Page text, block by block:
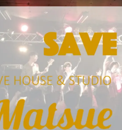
アート・写真
テクノロジー・ガジェット
映像・映画
ビジネス・起業
まちづくり・地域活性化